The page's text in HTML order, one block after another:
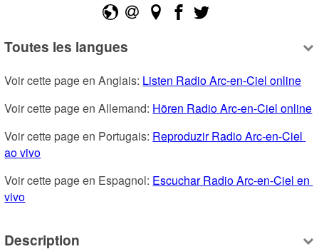
Toutes les langues
Voir cette page en Anglais: Listen Radio Arc-en-Ciel online
Voir cette page en Allemand: Hören Radio Arc-en-Ciel online
Voir cette page en Portugais: Reproduzir Radio Arc-en-Ciel
ao vivo
Voir cette page en Espagnol: Escuchar Radio Arc-en-Ciel en
vivo
Description